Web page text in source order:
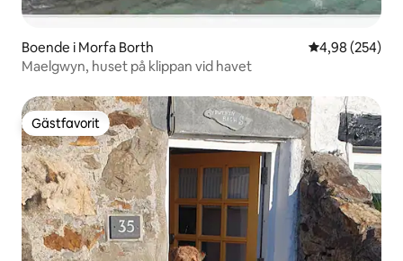
Boende i Morfa Borth 4,98 av 5 i
4,98 (254)
Maelgwyn, huset på klippan vid havet
Gästfavorit
Gästfavorit